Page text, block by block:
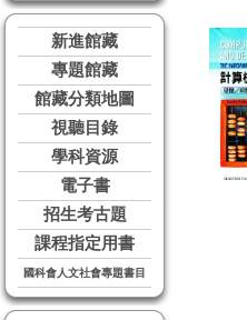
新進館藏
專題館藏
館藏分類地圖
視聽目錄
學科資源
電子書
招生考古題
課程指定用書
國科會人文社會專題書目